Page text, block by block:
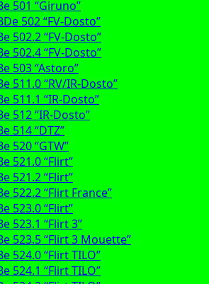
501 “Giruno”
502 “FV-Dosto”
502.2 “FV-Dosto”
502.4 “FV-Dosto”
503 “Astoro”
511.0 “RV/IR-Dosto”
511.1 “IR-Dosto”
512 “IR-Dosto”
514 “DTZ”
520 “GTW”
521.0 “Flirt”
521.2 “Flirt”
522.2 “Flirt France”
523.0 “Flirt”
523.1 “Flirt 3”
523.5 “Flirt 3 Mouette”
524.0 “Flirt TILO”
524.1 “Flirt TILO”